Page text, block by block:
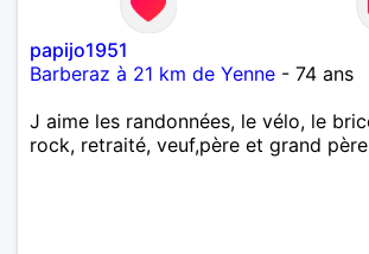
papijo1951
Barberaz à 21 km de Yenne - 74 ans
J aime les randonnées, le vélo, le
rock, retraité, veuf,père et grand père